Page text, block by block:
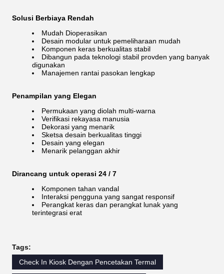
Solusi Berbiaya Rendah
Mudah Dioperasikan
Desain modular untuk pemeliharaan mudah
Komponen keras berkualitas stabil
Dibangun pada teknologi stabil provden yang banyak
digunakan
Manajemen rantai pasokan lengkap
Penampilan yang Elegan
Permukaan yang diolah multi-warna
Verifikasi rekayasa manusia
Dekorasi yang menarik
Sketsa desain berkualitas tinggi
Desain yang elegan
Menarik pelanggan akhir
Dirancang untuk operasi 24 / 7
Komponen tahan vandal
Interaksi pengguna yang sangat responsif
Perangkat keras dan perangkat lunak yang
terintegrasi erat
Tags:
Check In Kiosk Dengan Pencetakan Termal